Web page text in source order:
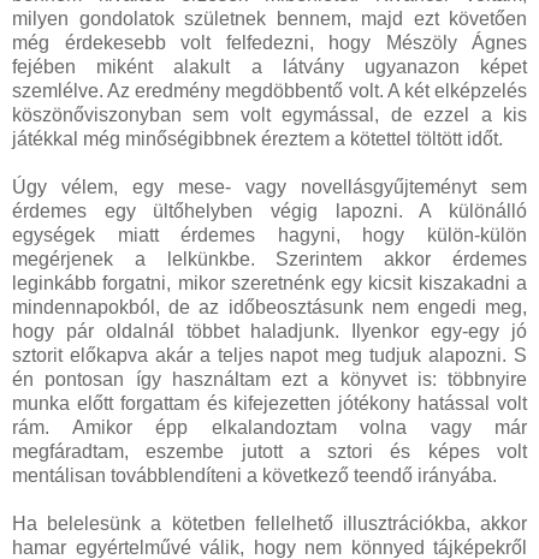
milyen gondolatok születnek bennem, majd ezt követően
még érdekesebb volt felfedezni, hogy Mészöly Ágnes
fejében miként alakult a látvány ugyanazon képet
szemlélve. Az eredmény megdöbbentő volt. A két elképzelés
köszönőviszonyban sem volt egymással, de ezzel a kis
játékkal még minőségibbnek éreztem a kötettel töltött időt.
Úgy vélem, egy mese- vagy novellásgyűjteményt sem
érdemes egy ültőhelyben végig lapozni. A különálló
egységek miatt érdemes hagyni, hogy külön-külön
megérjenek a lelkünkbe. Szerintem akkor érdemes
leginkább forgatni, mikor szeretnénk egy kicsit kiszakadni a
mindennapokból, de az időbeosztásunk nem engedi meg,
hogy pár oldalnál többet haladjunk. Ilyenkor egy-egy jó
sztorit előkapva akár a teljes napot meg tudjuk alapozni. S
én pontosan így használtam ezt a könyvet is: többnyire
munka előtt forgattam és kifejezetten jótékony hatással volt
rám. Amikor épp elkalandoztam volna vagy már
megfáradtam, eszembe jutott a sztori és képes volt
mentálisan továbblendíteni a következő teendő irányába.
Ha belelesünk a kötetben fellelhető illusztrációkba, akkor
hamar egyértelművé válik, hogy nem könnyed tájképekről